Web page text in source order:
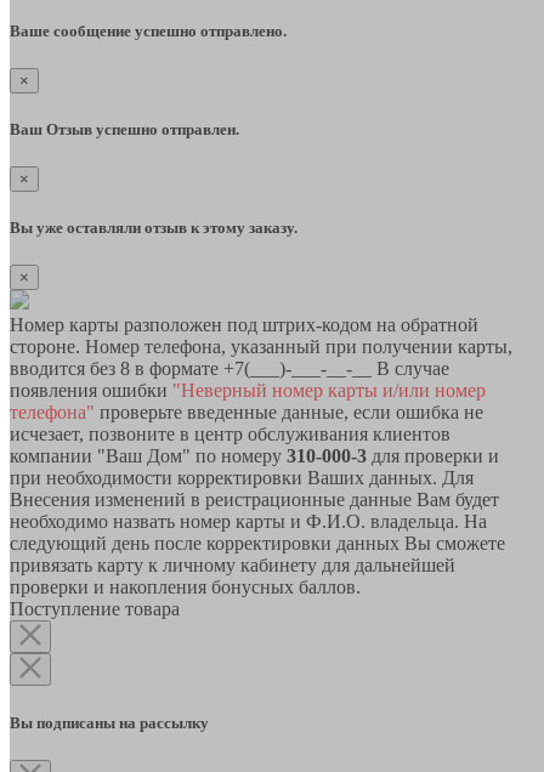
Ваше сообщение успешно отправлено.
×
Ваш Отзыв успешно отправлен.
×
Вы уже оставляли отзыв к этому заказу.
×
Номер карты разположен под штрих-кодом на обратной
стороне. Номер телефона, указанный при получении карты,
вводится без 8 в формате +7(___)-___-__-__ В случае
появления ошибки "Неверный номер карты и/или номер
телефона" проверьте введенные данные, если ошибка не
исчезает, позвоните в центр обслуживания клиентов
компании "Ваш Дом" по номеру 310-000-3 для проверки и
при необходимости корректировки Ваших данных. Для
Внесения изменений в реистрационные данные Вам будет
необходимо назвать номер карты и Ф.И.О. владельца. На
следующий день после корректировки данных Вы сможете
привязать карту к личному кабинету для дальнейшей
проверки и накопления бонусных баллов.
Поступление товара
Вы подписаны на рассылку